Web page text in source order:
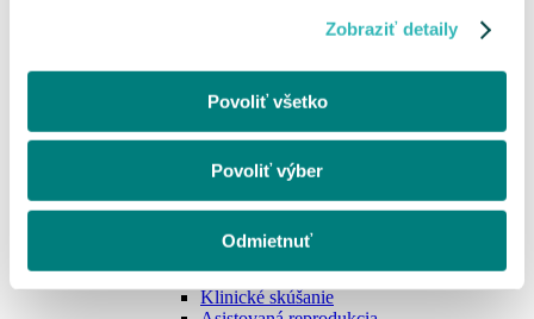
Zobraziť detaily
Povoliť všetko
Povoliť výber
Odmietnuť
Opravný doklad pre PZS
Podávanie faktúr od zúčtovacieho obdobia
Opakovaný eRecept
Mobilná aplikácia - informácie pre lekárne
Zverejnenie nižšej ceny
Zdravotná starostlivosť
Zdravotná starostlivosť
Neodkladná zdravotná starostlivosť
Klinické skúšanie